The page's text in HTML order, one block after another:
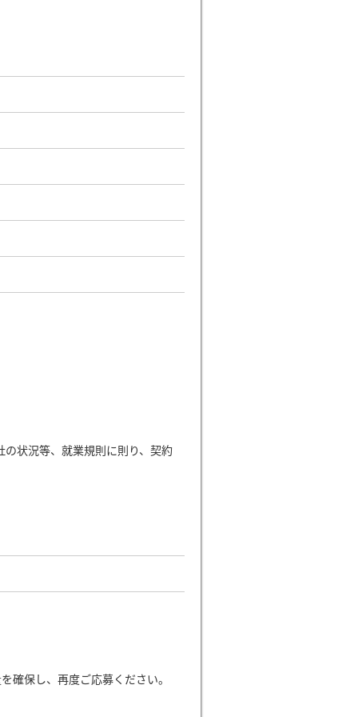
状況等、就業規則に則り、契約
確保し、再度ご応募ください。